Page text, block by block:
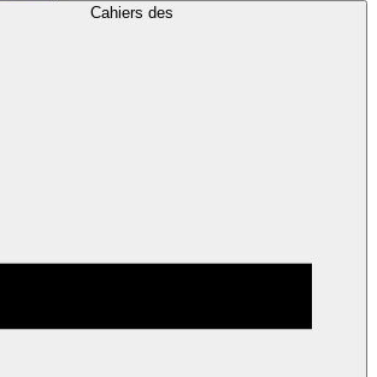
Cahiers des